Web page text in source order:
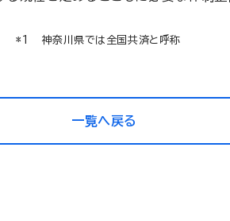
神奈川県では全国共済と呼称
一覧へ戻る